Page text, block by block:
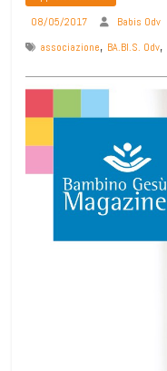
08/05/2017
Babis Odv
associazione, BA.BI.S. Odv,